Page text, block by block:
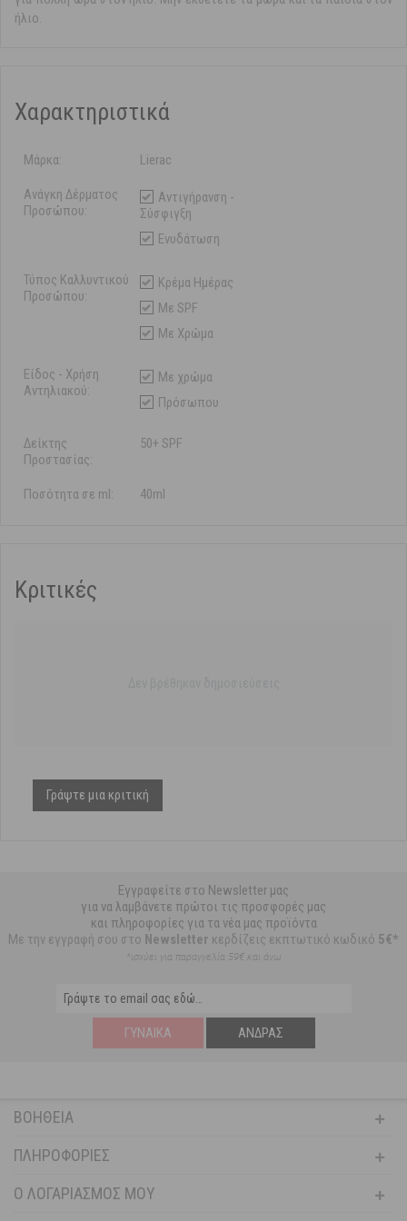
ήλιο.
Χαρακτηριστικά
Μάρκα: Lierac
Ανάγκη Δέρματος
Προσώπου:
Αντιγήρανση -
Σύσφιγξη
Ενυδάτωση
Τύπος Καλλυντικού
Προσώπου:
Κρέμα Ημέρας
Με SPF
Με Χρώμα
Είδος - Χρήση
Αντηλιακού:
Με χρώμα
Πρόσωπου
Δείκτης
Προστασίας:
50+ SPF
Ποσότητα σε ml: 40ml
Κριτικές
Γράψτε μια κριτική
Εγγραφείτε στο Newsletter μας
για να λαμβάνετε πρώτοι τις προσφορές μας
και πληροφορίες για τα νέα μας προϊόντα
Με την εγγραφή σου στο Newsletter κερδίζεις εκπτωτικό κωδικό 5€*
*ισχύει για παραγγελία 59€ και άνω
ΓΥΝΑΊΚΑ ΆΝΔΡΑΣ
ΒΟΉΘΕΙΑ
ΠΛΗΡΟΦΟΡΊΕΣ
Ο ΛΟΓΑΡΙΑΣΜΌΣ ΜΟΥ